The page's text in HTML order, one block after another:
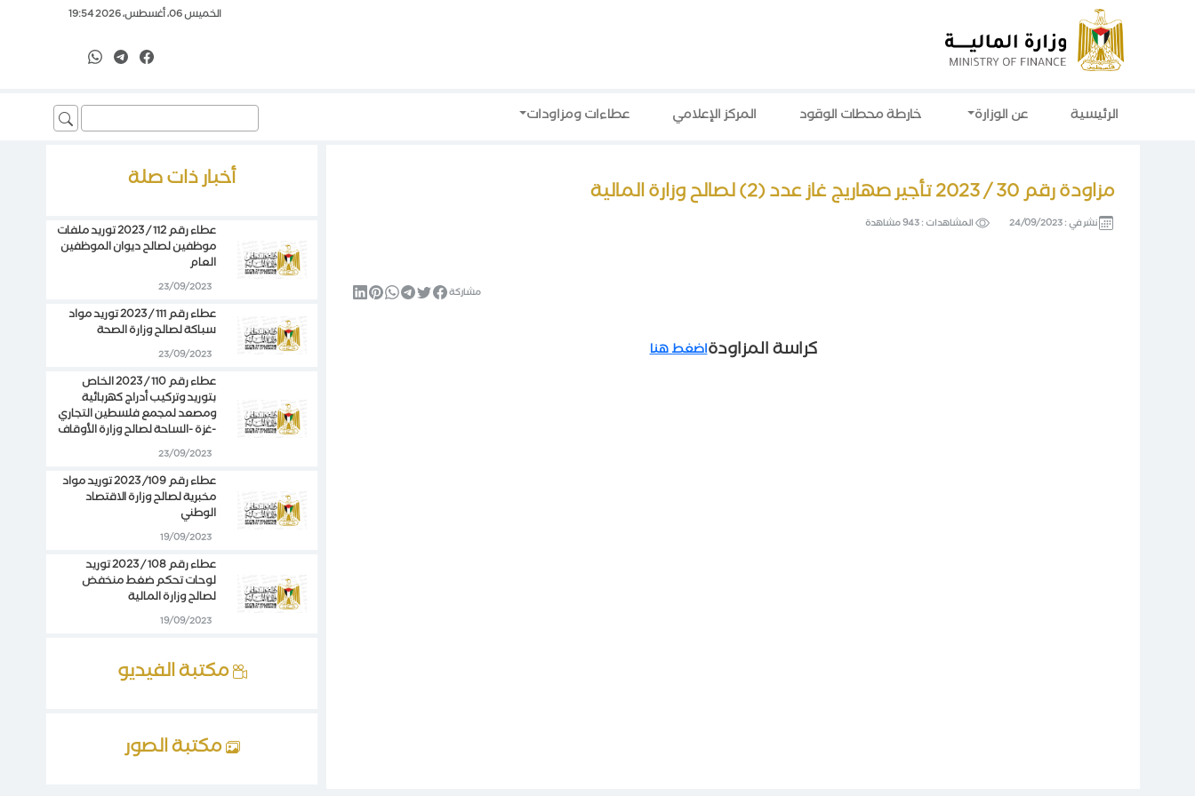
الخميس 06، أغسطس، 2026 19:54
Search
for:
الرئيسية عن الوزارة خارطة محطات الوقود المركز الإعلامي عطاءات ومزاودات
مزاودة رقم 30 / 2023 تأجير صهاريج غاز عدد (2) لصالح وزارة المالية
نشر في :24/09/2023 المشاهدات :943 مشاهدة
مشاركة
كراسة المزاودةاضغط هنا
أخبار ذات صلة
عطاء رقم 112 / 2023 توريد ملفات
موظفين لصالح ديوان الموظفين
العام
23/09/2023
عطاء رقم 111 / 2023 توريد مواد
سباكة لصالح وزارة الصحة
23/09/2023
عطاء رقم 110 / 2023 الخاص
بتوريد وتركيب أدراج كهربائية
ومصعد لمجمع فلسطين التجاري
-غزة -الساحة لصالح وزارة الأوقاف
23/09/2023
عطاء رقم 109/ 2023 توريد مواد
مخبرية لصالح وزارة الاقتصاد
الوطني
19/09/2023
عطاء رقم 108 / 2023 توريد
لوحات تحكم ضغط منخفض
لصالح وزارة المالية
19/09/2023
مكتبة الفيديو
مكتبة الصور